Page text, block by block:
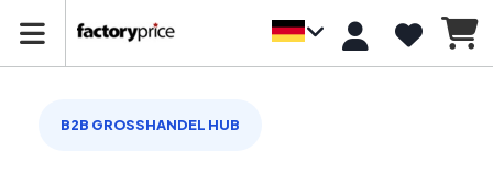
B2B GROSSHANDEL HUB